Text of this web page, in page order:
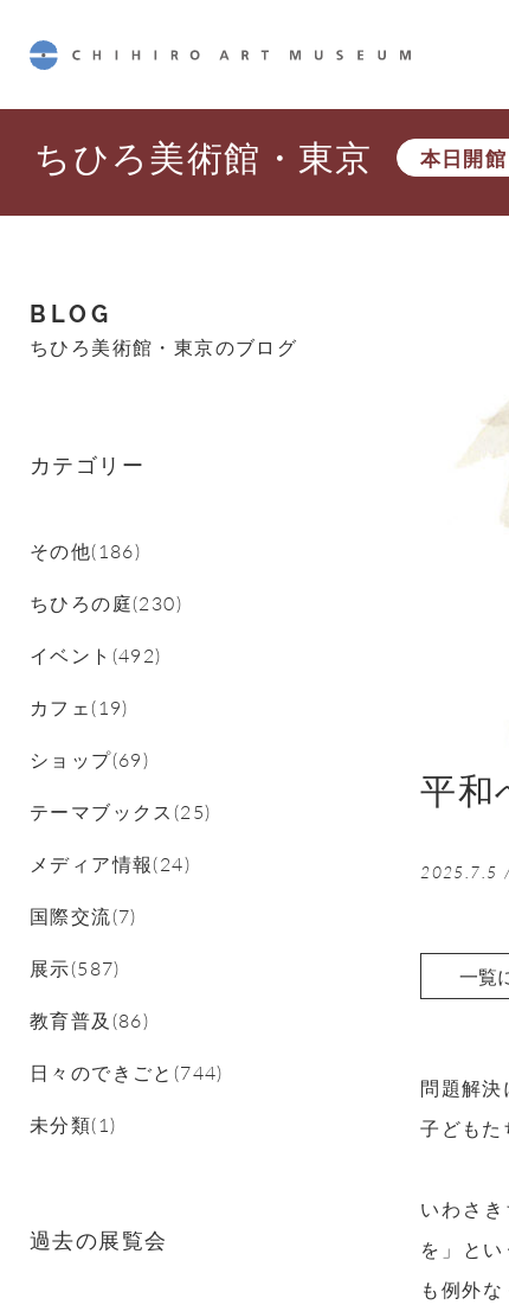
ちひろ美術館・東京 本日開館
平和
2025.7.5
一覧
問題解決
子どもた
いわさ
を」と
も例外
BLOG
ちひろ美術館・東京のブログ
カテゴリー
その他(186)
ちひろの庭(230)
イベント(492)
カフェ(19)
ショップ(69)
テーマブックス(25)
メディア情報(24)
国際交流(7)
展示(587)
教育普及(86)
日々のできごと(744)
未分類(1)
過去の展覧会